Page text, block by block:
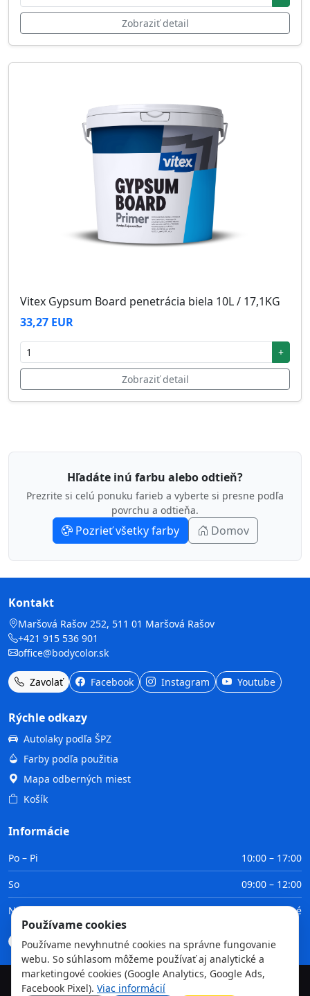
Zobraziť detail
Vitex Gypsum Board penetrácia biela 10L / 17,1KG
33,27 EUR
+
Zobraziť detail
Hľadáte inú farbu alebo odtieň?
Prezrite si celú ponuku farieb a vyberte si presne podľa
povrchu a odtieňa.
Pozrieť všetky farby Domov
Kontakt
Maršová Rašov 252, 511 01 Maršová Rašov
+421 915 536 901
office@bodycolor.sk
Zavolať Facebook Instagram Youtube
Rýchle odkazy
Autolaky podľa ŠPZ
Farby podľa použitia
Mapa odberných miest
Košík
Informácie
Po – Pi
10:00 – 17:00
So
09:00 – 12:00
Ne
Zatvorené
Doprava Platba Obchodné podmienky GDPR
©2026TvojaFarba.sk • Všetky práva vyhradené
Používame cookies
Používame nevyhnutné cookies na správne fungovanie
webu. So súhlasom môžeme používať aj analytické a
marketingové cookies (Google Analytics, Google Ads,
Facebook Pixel). Viac informácií